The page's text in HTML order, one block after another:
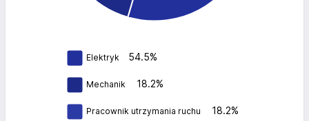
Elektryk 54.5%
Mechanik 18.2%
Pracownik utrzymania ruchu 18.2%